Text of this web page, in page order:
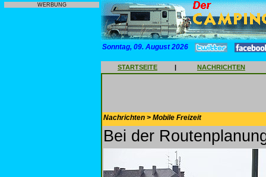
WERBUNG
Sonntag, 09. August 2026
STARTSEITE | NACHRICHTEN
Nachrichten > Mobile Freizeit
Bei der